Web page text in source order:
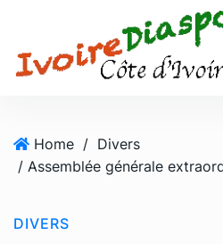
Home / Divers
DIVERS